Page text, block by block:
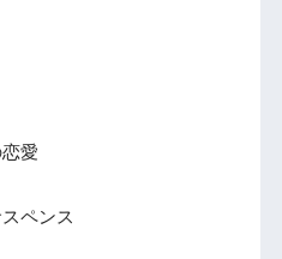
愛
ペンス